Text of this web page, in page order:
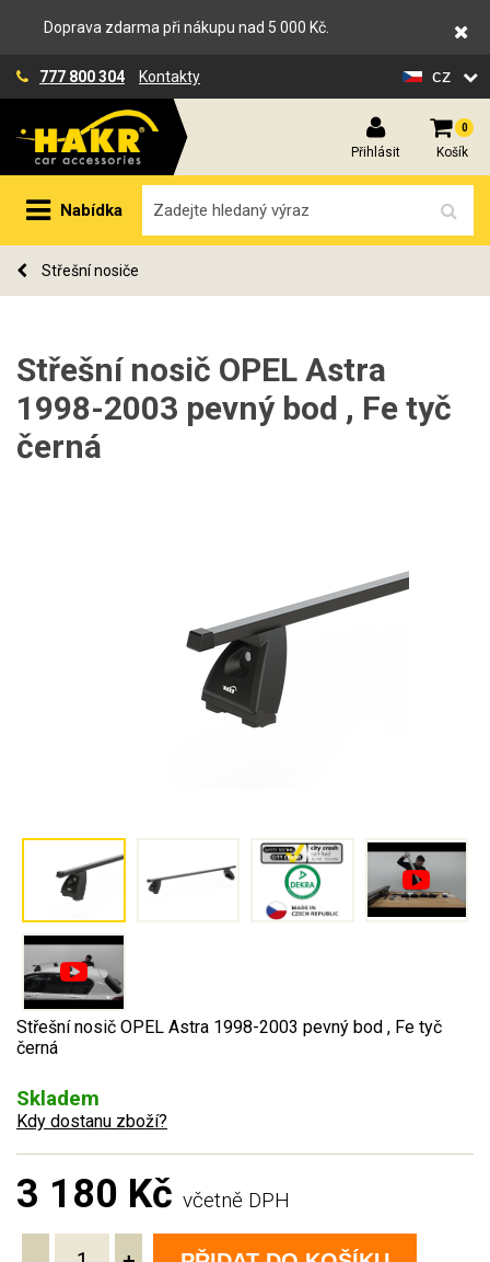
Doprava zdarma při nákupu nad 5 000 Kč.
777 800 304 Kontakty cz
Přihlásit
0
Košík
Nabídka
Střešní nosiče
Střešní nosič OPEL Astra
1998-2003 pevný bod , Fe tyč
černá
Střešní nosič OPEL Astra 1998-2003 pevný bod , Fe tyč
černá
Skladem
Kdy dostanu zboží?
3 180 Kč včetně DPH